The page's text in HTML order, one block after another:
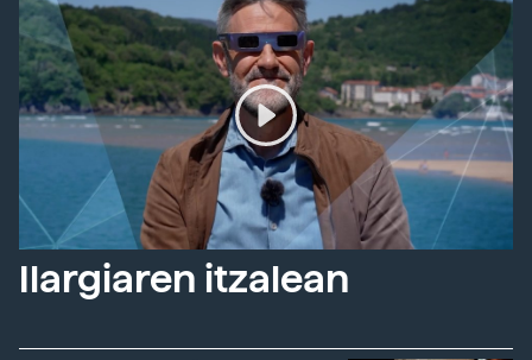
Ilargiaren itzalean